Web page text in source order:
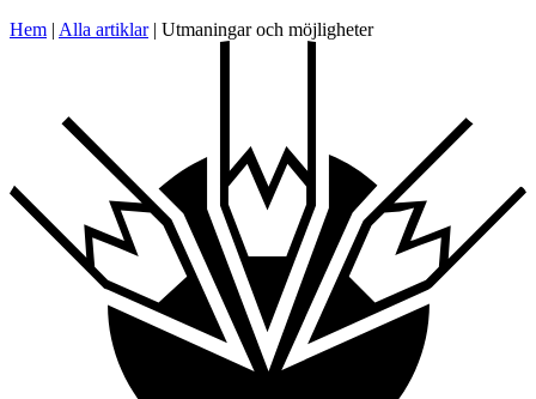
Hem | Alla artiklar| Utmaningar och möjligheter